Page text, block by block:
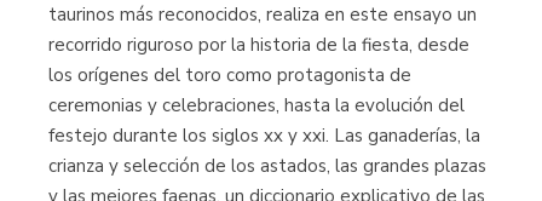
taurinos más reconocidos, realiza en este ensayo un
recorrido riguroso por la historia de la fiesta, desde
los orígenes del toro como protagonista de
ceremonias y celebraciones, hasta la evolución del
festejo durante los siglos xx y xxi. Las ganaderías, la
crianza y selección de los astados, las grandes plazas
y las mejores faenas, un diccionario explicativo de las